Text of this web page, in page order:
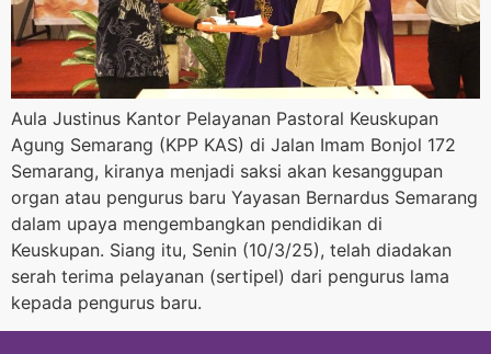
Aula Justinus Kantor Pelayanan Pastoral Keuskupan
Agung Semarang (KPP KAS) di Jalan Imam Bonjol 172
Semarang, kiranya menjadi saksi akan kesanggupan
organ atau pengurus baru Yayasan Bernardus Semarang
dalam upaya mengembangkan pendidikan di
Keuskupan. Siang itu, Senin (10/3/25), telah diadakan
serah terima pelayanan (sertipel) dari pengurus lama
kepada pengurus baru.